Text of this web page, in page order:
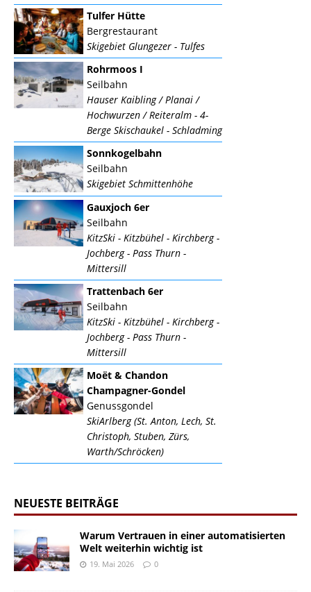
Tulfer Hütte
Bergrestaurant
Skigebiet Glungezer - Tulfes
Rohrmoos I
Seilbahn
Hauser Kaibling / Planai /
Hochwurzen / Reiteralm - 4-
Berge Skischaukel - Schladming
Sonnkogelbahn
Seilbahn
Skigebiet Schmittenhöhe
Gauxjoch 6er
Seilbahn
KitzSki - Kitzbühel - Kirchberg -
Jochberg - Pass Thurn -
Mittersill
Trattenbach 6er
Seilbahn
KitzSki - Kitzbühel - Kirchberg -
Jochberg - Pass Thurn -
Mittersill
Moët & Chandon
Champagner-Gondel
Genussgondel
SkiArlberg (St. Anton, Lech, St.
Christoph, Stuben, Zürs,
Warth/Schröcken)
NEUESTE BEITRÄGE
Warum Vertrauen in einer automatisierten
Welt weiterhin wichtig ist
19. Mai 2026 0